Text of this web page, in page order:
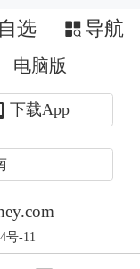
转化周期较
和薄弱环
科技金融作
为科创企业
自选 导航
电脑版
下载App
号-11